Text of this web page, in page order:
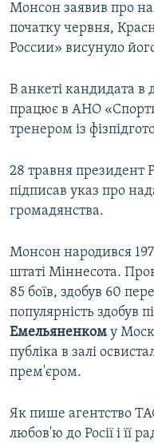
Монсон заявив про
початку червня,
России» висунуло
В анкеті кандидата в
працює в АНО
тренером із
28 травня президент
підписав указ про
громадянства.
Монсон народився
штаті Міннесота.
85 боїв, здобув 60
популярність здобув
Емельяненком у
публіка в залі
прем'єром.
Як пише агентство
любов'ю до Росії і її